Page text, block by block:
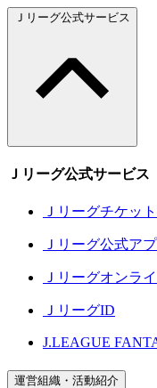
Ｊリーグ公式サービス
Ｊリーグ公式サービス
Ｊリーグチケット
Ｊリーグ公式ア
Ｊリーグオンラ
ＪリーグID
J.LEAGUE
運営組織・活動紹介